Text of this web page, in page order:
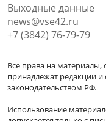
Выходные данные
news@vse42.ru
+7 (3842) 76-79-79
Все права на материалы,
принадлежат редакции и
законодательством РФ.
Использование